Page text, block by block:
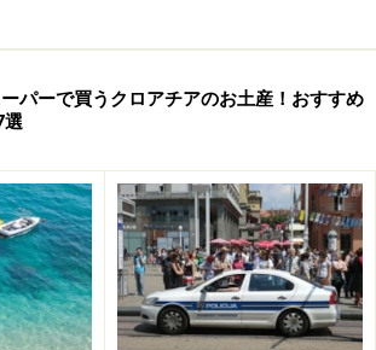
パーで買うクロアチアのお土産！おすすめ
選